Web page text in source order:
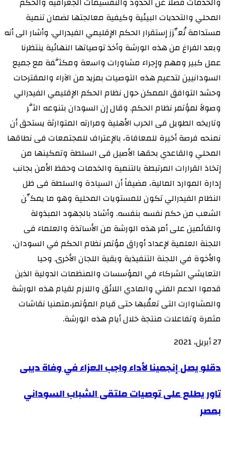
المحلي والتحديات البيئية وكيفية معالجتها لضمان تنمية
مستدامة تُعِّزز إستقرار الحكم الإقليمي الفيدرالي. وأشار الى أنه
وبعد الفراغ من هذه الورشة وأخذ توصياتها النهائية ينتظرنا
عمل كبير ومهم وإجراء مشاورات واسعة ومكثَّفة مع جميع
السودانيين لتدعيم هذه التوصيات بمزيد من الآراء والمقترحات
وحشد التوافق الممكن حول نظام الحكم الإقليمي الفيدرالي
وصولاً لمؤتمر نظام الحكم. وقال إن السودان بتنوعه الثَّر
وتاريخه الطويل فى الحرب الأهلية ومرارته المتوارثة يستحق أن
نمنحه فرصة أخيرة للمعافاة، بالإعتراف للمجتمعات فى نطاقها
المحلي والقاعدي بحقها الأصيل فى السلطة وتمكينها من
إتخاذ القرارات المرتبطة بالتنمية والخدمات وحفظ الأمن بجانب
إدارة الموارد المالية، مضيفاً أن السيادة والسلطة فى ظل
النظام الفيدرالي تكون للمستويات المحلية وهو ما يمكِّن
الشعب من حكم نفسه بنفسه. وأشاد بالجهود المبذولة
والقائمين على أمر هذه الورشة من الأساتذة والعلماء فى
اللجنة العلمية لإعداد أوراق مؤتمر نظام الحكم في السودان،
والأخوة في اللجنة التنفيذية وبقية اللجان الأخرى. وحيا
التعايشي الشركاء في المؤسسات والمنظمات الدولية الذين
قدموا الدعم الفني والمادي اللائق واللازم لقيام هذه الورشة
والمشاوارت التى تعقُبها حتى قيام المؤتمر،متمنيا نقاشات
مثمرة وتفاعلات منتجة خلال أيام هذه الورشة.
27 أبريل، 2021
دقلو
إنجمينا
لأداء
دقلو يصل إنجمينا لأداء واجب العزاء في وفاة ديبى
تاور
يطلع
تاور يطلع على توصيات ملتقى الشباب السوداني
بمصر